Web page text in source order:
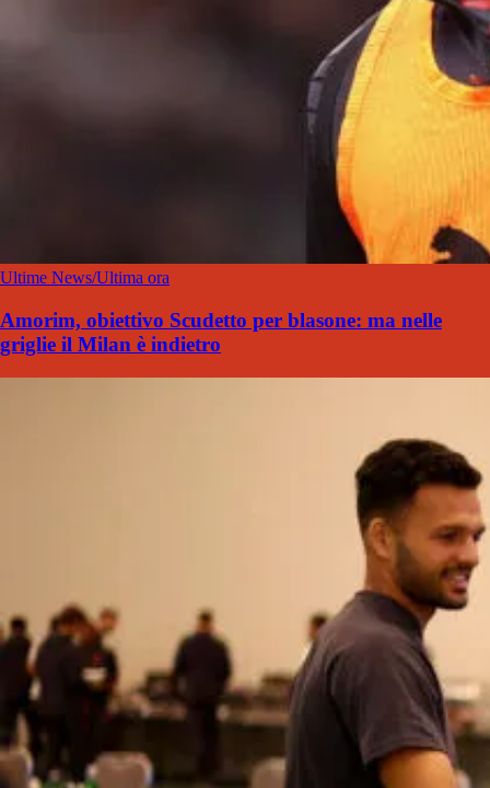
Ultime News/Ultima ora
Amorim, obiettivo Scudetto per blasone: ma nelle
griglie il Milan è indietro